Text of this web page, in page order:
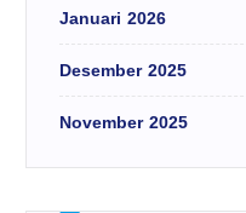
Januari 2026
Desember 2025
November 2025